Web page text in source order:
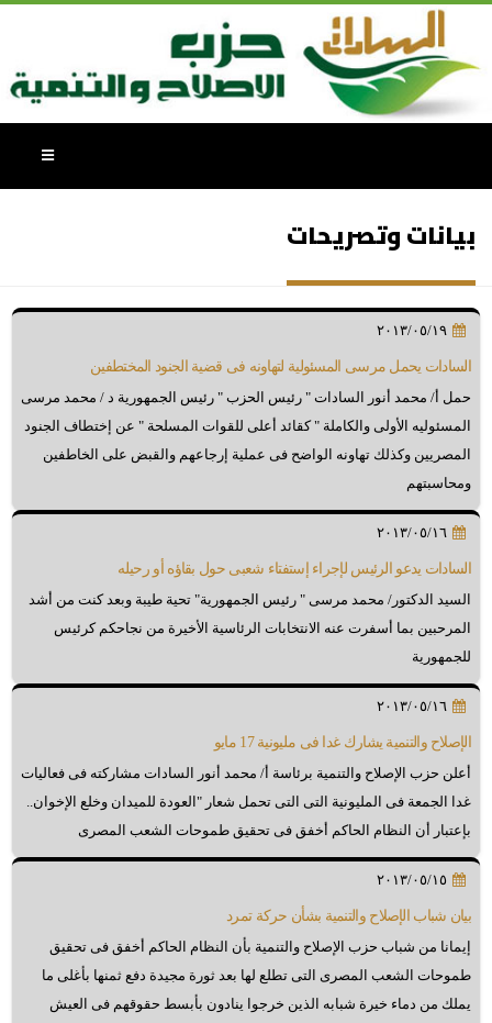
بيانات وتصريحات
٢٠١٣/٠٥/١٩
السادات يحمل مرسى المسئولية لتهاونه فى قضية الجنود المختطفين
حمل أ/ محمد أنور السادات " رئيس الحزب " رئيس الجمهورية د / محمد مرسى
المسئوليه الأولى والكاملة " كقائد أعلى للقوات المسلحة " عن إختطاف الجنود
المصريين وكذلك تهاونه الواضح فى عملية إرجاعهم والقبض على الخاطفين
ومحاسبتهم
٢٠١٣/٠٥/١٦
السادات يدعو الرئيس لإجراء إستفتاء شعبى حول بقاؤه أو رحيله
السيد الدكتور/ محمد مرسى " رئيس الجمهورية" تحية طيبة وبعد كنت من أشد
المرحبين بما أسفرت عنه الانتخابات الرئاسية الأخيرة من نجاحكم كرئيس
للجمهورية
٢٠١٣/٠٥/١٦
الإصلاح والتنمية يشارك غدا فى مليونية 17 مايو
أعلن حزب الإصلاح والتنمية برئاسة أ/ محمد أنور السادات مشاركته فى فعاليات
غدا الجمعة فى المليونية التى التى تحمل شعار "العودة للميدان وخلع الإخوان..
بإعتبار أن النظام الحاكم أخفق فى تحقيق طموحات الشعب المصرى
٢٠١٣/٠٥/١٥
بيان شباب الإصلاح والتنمية بشأن حركة تمرد
إيمانا من شباب حزب الإصلاح والتنمية بأن النظام الحاكم أخفق فى تحقيق
طموحات الشعب المصرى التى تطلع لها بعد ثورة مجيدة دفع ثمنها بأغلى ما
يملك من دماء خيرة شبابه الذين خرجوا ينادون بأبسط حقوقهم فى العيش